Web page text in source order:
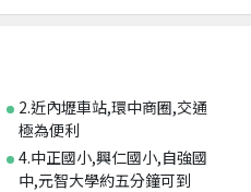
2.近內壢車站,環中商圈,交通
極為便利
4.中正國小,興仁國小,自強國
中,元智大學約五分鐘可到